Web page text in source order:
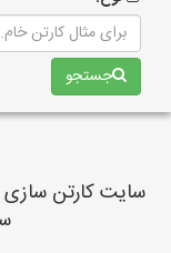
جستجو